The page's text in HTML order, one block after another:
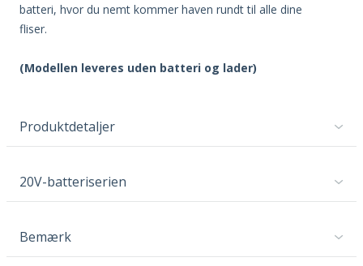
batteri, hvor du nemt kommer haven rundt til alle dine
fliser.
(Modellen leveres uden batteri og lader)
Produktdetaljer
20V-batteriserien
Bemærk